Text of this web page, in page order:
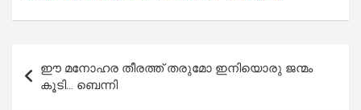
navigation
ഈ മനോഹര തീരത്ത് തരുമോ ഇനിയൊരു ജന്മം
കൂടി… ബെന്നി